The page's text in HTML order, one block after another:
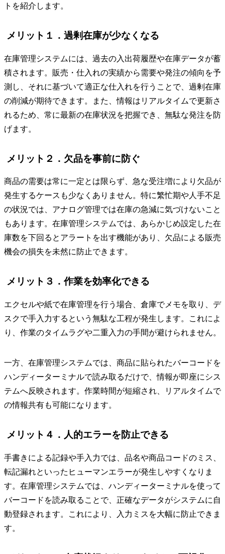
トを紹介します。
メリット１．過剰在庫が少なくなる
在庫管理システムには、過去の入出荷履歴や在庫データが蓄
積されます。販売・仕入れの実績から需要や発注の傾向を予
測し、それに基づいて適正な仕入れを行うことで、過剰在庫
の削減が期待できます。また、情報はリアルタイムで更新さ
れるため、常に最新の在庫状況を把握でき、無駄な発注を防
げます。
メリット２．欠品を事前に防ぐ
商品の需要は常に一定とは限らず、急な受注増により欠品が
発生するケースも少なくありません。特に繁忙期や人手不足
の状況では、アナログ管理では在庫の急減に気づけないこと
もあります。在庫管理システムでは、あらかじめ設定した在
庫数を下回るとアラートを出す機能があり、欠品による販売
機会の損失を未然に防止できます。
メリット３．作業を効率化できる
エクセルや紙で在庫管理を行う場合、倉庫でメモを取り、デ
スクで手入力するという無駄な工程が発生します。これによ
り、作業のタイムラグや二重入力の手間が避けられません。
一方、在庫管理システムでは、商品に貼られたバーコードを
ハンディーターミナルで読み取るだけで、情報が即座にシス
テムへ反映されます。作業時間が短縮され、リアルタイムで
の情報共有も可能になります。
メリット４．人的エラーを防止できる
手書きによる記録や手入力では、品名や商品コードのミス、
転記漏れといったヒューマンエラーが発生しやすくなりま
す。在庫管理システムでは、ハンディーターミナルを使って
バーコードを読み取ることで、正確なデータがシステムに自
動登録されます。これにより、入力ミスを大幅に防止できま
す。